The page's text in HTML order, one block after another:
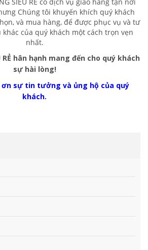
Chúng tôi khuyến khích quý khách
và mua hàng, để được phục vụ và tư
của quý khách một cách trọn vẹn
nhất.
hân hạnh mang đến cho quý khách
sự hài lòng!
ơn sự tin tưởng và ủng hộ của quý
khách.